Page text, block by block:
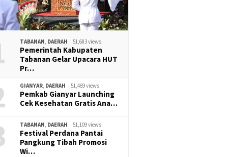
TABANAN, DAERAH 51,683 views
Pemerintah Kabupaten
Tabanan Gelar Upacara HUT
Pr…
GIANYAR, DAERAH 51,469 views
Pemkab Gianyar Launching
Cek Kesehatan Gratis Ana…
TABANAN, DAERAH 51,109 views
Festival Perdana Pantai
Pangkung Tibah Promosi
Wi…